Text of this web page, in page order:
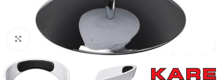
Κλικ για μεγέθυνση